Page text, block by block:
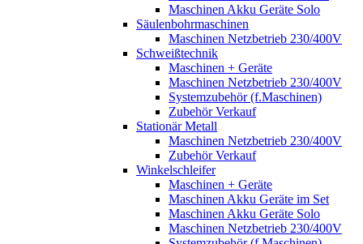
Maschinen Akku Geräte Solo
Säulenbohrmaschinen
Maschinen Netzbetrieb 230/400V
Schweißtechnik
Maschinen + Geräte
Maschinen Netzbetrieb 230/400V
Systemzubehör (f.Maschinen)
Zubehör Verkauf
Stationär Metall
Maschinen Netzbetrieb 230/400V
Zubehör Verkauf
Winkelschleifer
Maschinen + Geräte
Maschinen Akku Geräte im Set
Maschinen Akku Geräte Solo
Maschinen Netzbetrieb 230/400V